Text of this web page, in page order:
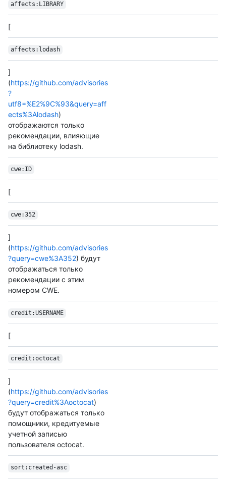
affects:LIBRARY
[
affects:lodash
]
(https://github.com/advisories
?
utf8=%E2%9C%93&query=aff
ects%3Alodash)
отображаются только
рекомендации, влияющие
на библиотеку lodash.
cwe:ID
[
cwe:352
]
(https://github.com/advisories
?query=cwe%3A352) будут
отображаться только
рекомендации с этим
номером CWE.
credit:USERNAME
[
credit:octocat
]
(https://github.com/advisories
?query=credit%3Aoctocat)
будут отображаться только
помощники, кредитуемые
учетной записью
пользователя octocat.
sort:created-asc